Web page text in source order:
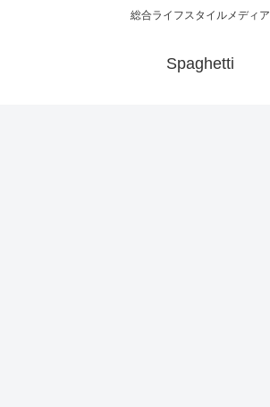
総合ライフスタイルメディア
Spaghetti